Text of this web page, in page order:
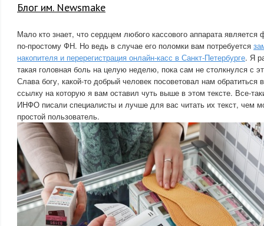
Блог им. Newsmake
Мало кто знает, что сердцем любого кассового аппарата является
по-простому ФН. Но ведь в случае его поломки вам потребуется
накопителя и перерегистрация онлайн-касс в Санкт-Петербурге. Я
такая головная боль на целую неделю, пока сам не столкнулся с
Слава богу, какой-то добрый человек посоветовал нам
ссылку на которую я вам оставил чуть выше в этом тексте. Все-
ИНФО писали специалисты и лучше для вас читать их текст, чем
простой пользователь.